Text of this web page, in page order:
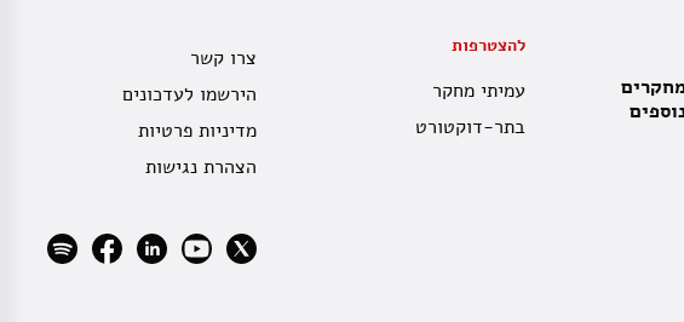
נוספים
להצטרפות
עמיתי מחקר
בתר-דוקטורט
צרו קשר
הירשמו לעדכונים
מדיניות פרטיות
הצהרת נגישות